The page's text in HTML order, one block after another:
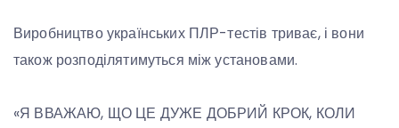
Виробництво українських ПЛР-тестів триває, і вони
також розподілятимуться між установами.
«Я ВВАЖАЮ, ЩО ЦЕ ДУЖЕ ДОБРИЙ КРОК, КОЛИ